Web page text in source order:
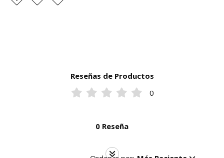
Reseñas de Productos
0
0 Reseña